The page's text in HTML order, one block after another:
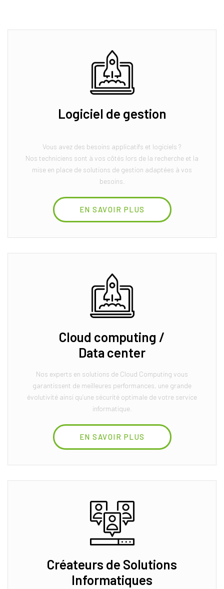
Logiciel de gestion
Vous avez des besoins applicatifs et logiciels ?
Nos techniciens sont à vos côtés lors de la recherche et la
mise en place de solutions de gestion adaptées à vos
besoins.
EN SAVOIR PLUS
Cloud computing /
Data center
Nos experts en solutions de Cloud Computing vous
garantissent de meilleures performances, une grande
évolutivité ainsi qu’une sécurité optimale de votre service
informatique.
EN SAVOIR PLUS
Créateurs de Solutions
Informatiques